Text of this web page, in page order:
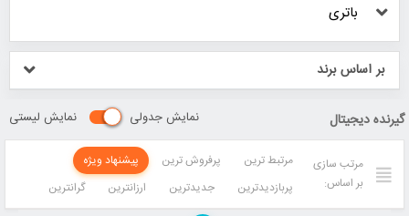
باتری
بر اساس برند
گیرنده دیجیتال نمایش جدولی نمایش لیستی
مرتب سازی
بر اساس:
مرتبط ترین پرفروش ترین
پیشنهاد ویژه
پربازدیدترین
جدیدترین ارزانترین گرانترین